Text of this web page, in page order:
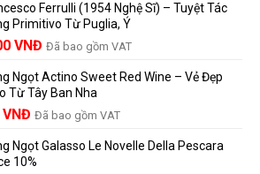
vang
nên
biết
Thành
tại
là:
450.000 VNĐ.
Ferrulli (1954 Nghệ Sĩ) – Tuyệt Tác
Primitivo Từ Puglia, Ý
VNĐ.
VNĐ Giá
tại
là:
1.390.000 VNĐ.
Đã bao gồm VAT
Ngọt Actino Sweet Red Wine – Vẻ Đẹp
Từ Tây Ban Nha
VNĐ Đã bao gồm VAT
Ngọt Galasso Le Novelle Della Pescara
10%